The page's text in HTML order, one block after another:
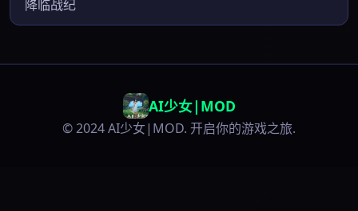
降临战纪
AI少女|MOD
© 2024 AI少女|MOD. 开启你的游戏之旅.